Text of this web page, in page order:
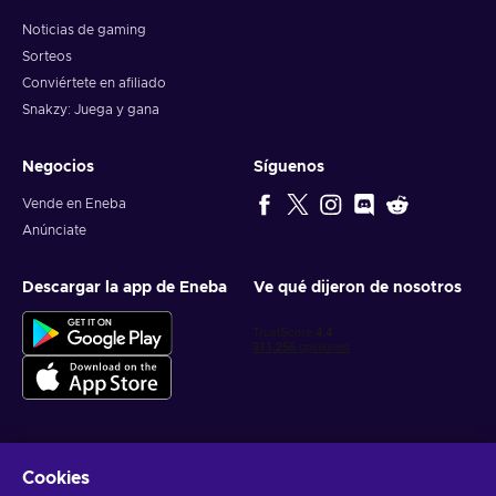
Noticias de gaming
Sorteos
Conviértete en afiliado
Snakzy: Juega y gana
Negocios
Vende en Eneba
Anúnciate
Síguenos
Descargar la app de Eneba Ve qué dijeron de nosotros
Obtén ofertas personalizadas de videojuegos
Cookies